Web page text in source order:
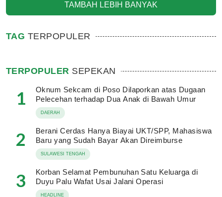
TAMBAH LEBIH BANYAK
TAG TERPOPULER
TERPOPULER SEPEKAN
1
Oknum Sekcam di Poso Dilaporkan atas Dugaan
Pelecehan terhadap Dua Anak di Bawah Umur
DAERAH
2
Berani Cerdas Hanya Biayai UKT/SPP, Mahasiswa
Baru yang Sudah Bayar Akan Direimburse
SULAWESI TENGAH
3
Korban Selamat Pembunuhan Satu Keluarga di
Duyu Palu Wafat Usai Jalani Operasi
HEADLINE